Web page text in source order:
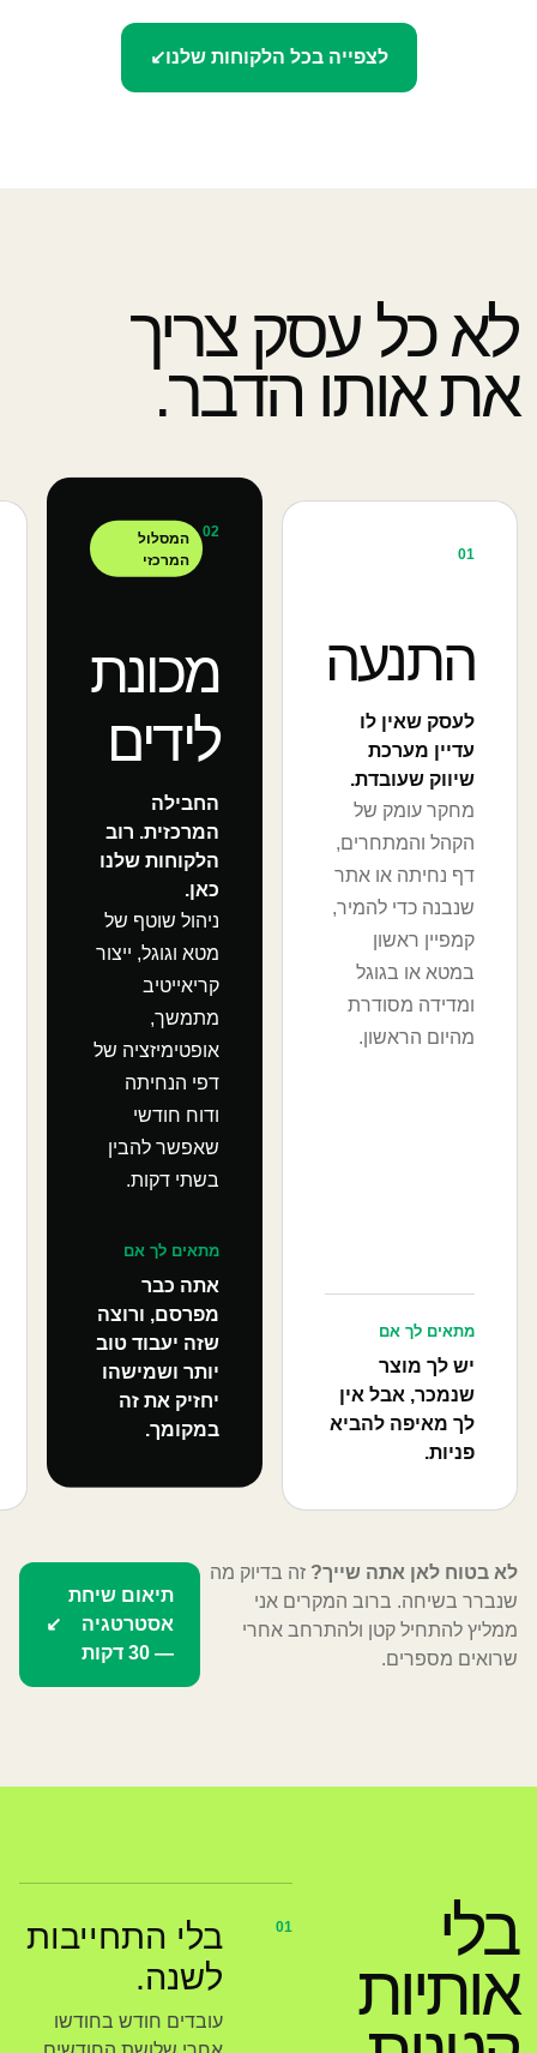
לצפייה בכל הלקוחות שלנו↙
לא כל עסק צריך
את אותו הדבר.
01
התנעה
לעסק שאין לו
עדיין מערכת
שיווק שעובדת.
מחקר עומק של
הקהל והמתחרים,
דף נחיתה או אתר
שנבנה כדי להמיר,
קמפיין ראשון
במטא או בגוגל
ומדידה מסודרת
מהיום הראשון.
מתאים לך אם
יש לך מוצר
שנמכר, אבל אין
לך מאיפה להביא
פניות.
02
המסלול
המרכזי
מכונת
לידים
החבילה
המרכזית. רוב
הלקוחות שלנו
כאן.
ניהול שוטף של
מטא וגוגל, ייצור
קריאייטיב
מתמשך,
אופטימיזציה של
דפי הנחיתה
ודוח חודשי
שאפשר להבין
בשתי דקות.
מתאים לך אם
אתה כבר
מפרסם, ורוצה
שזה יעבוד טוב
יותר ושמישהו
יחזיק את זה
במקומך.
לא בטוח לאן אתה שייך? זה בדיוק מה
שנברר בשיחה. ברוב המקרים אני
ממליץ להתחיל קטן ולהתרחב אחרי
שרואים מספרים.
תיאום שיחת
אסטרטגיה
— 30 דקות
↙
בלי
אותיות
01
בלי התחייבות
לשנה.
עובדים חודש בחודשו